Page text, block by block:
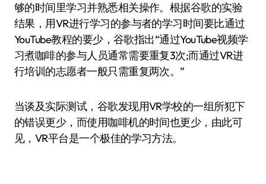
够的时间里学习并熟悉相关操作。根据谷歌的实验
结果，用VR进行学习的参与者的学习时间要比通过
YouTube教程的要少，谷歌指出“通过YouTube视频学
习煮咖啡的参与人员通常需要重复3次;而通过VR进
行培训的志愿者一般只需重复两次。”
当谈及实际测试，谷歌发现用VR学校的一组所犯下
的错误更少，而使用咖啡机的时间也更少，由此可
见，VR平台是一个极佳的学习方法。